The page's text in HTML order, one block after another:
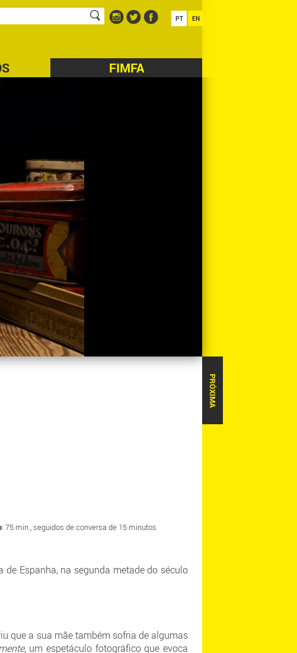
FIMFA
PT EN
PRÓXIMA
: 75 min., seguidos de conversa de 15 minutos
Espanha, na segunda metade do século
que a sua mãe também sofria de algumas
, um espetáculo fotográfico que evoca